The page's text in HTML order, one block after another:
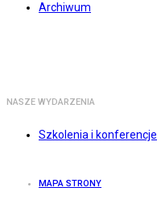
Archiwum
NASZE WYDARZENIA
Szkolenia i konferencje
MAPA STRONY